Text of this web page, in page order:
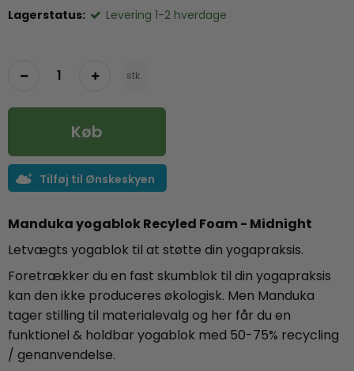
Lagerstatus: Levering 1-2 hverdage
stk.
Køb
Tilføj til Ønskeskyen
Manduka yogablok Recyled Foam - Midnight
Letvægts yogablok til at støtte din yogapraksis.
Foretrækker du en fast skumblok til din yogapraksis
kan den ikke produceres økologisk. Men Manduka
tager stilling til materialevalg og her får du en
funktionel & holdbar yogablok med 50-75% recycling
/ genanvendelse.